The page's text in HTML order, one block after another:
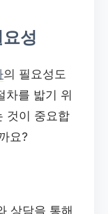
성
의 필요성도
차를 밟기 위
것이 중요합
요?
상담을 통해